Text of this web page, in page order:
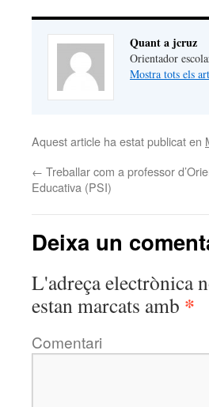
Quant a jcruz
Orientador
Mostra tots els
Aquest article ha estat publicat en
← Treballar com a professor
Educativa (PSI)
Deixa un
L'adreça electrònica
estan marcats amb *
Comentari